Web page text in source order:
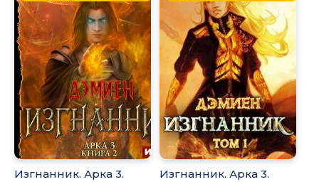
Изгнанник. Арка 3.
Изгнанник. Арка 3.